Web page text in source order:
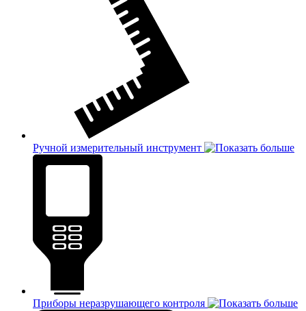
Ручной измерительный инструмент
Приборы неразрушающего контроля